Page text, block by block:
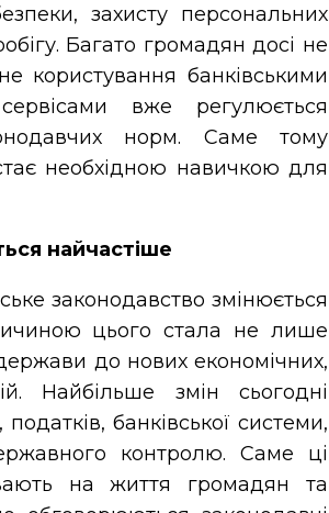
захисту персональних
Багато громадян досі не
користування банківськими
вже регулюється
норм. Саме тому
необхідною навичкою для
найчастіше
законодавство змінюється
цього стала не лише
до нових економічних,
Найбільше змін сьогодні
податків, банківської системи,
контролю. Саме ці
на життя громадян та